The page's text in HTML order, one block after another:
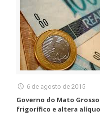
6 de agosto de 2015
Governo do Mato
frigorífico e altera